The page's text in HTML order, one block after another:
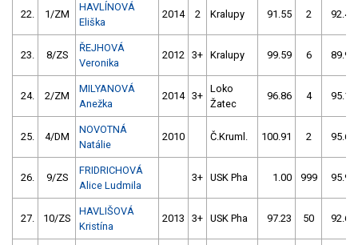
22. 1/ZM
HAVLÍNOVÁ
Eliška
2014 2 Kralupy 91.55 2 92.40
23. 8/ZS
ŘEJHOVÁ
Veronika
2012 3+ Kralupy 99.59 6 89.96
24. 2/ZM
MILYANOVÁ
Anežka
2014 3+
Loko
Žatec
96.86 4 95.16
25. 4/DM
NOVOTNÁ
Natálie
2010 Č.Kruml. 100.91 2 95.60
26. 9/ZS
FRIDRICHOVÁ
Alice Ludmila
3+ USK Pha 1.00 999 95.98
27. 10/ZS
HAVLIŠOVÁ
Kristína
2013 3+ USK Pha 97.23 50 92.60